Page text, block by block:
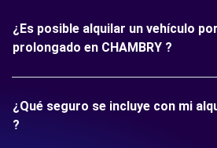
¿Es posible alquilar un vehículo
prolongado en CHAMBRY ?
¿Qué seguro se incluye con mi
?